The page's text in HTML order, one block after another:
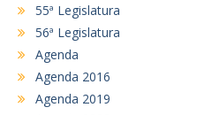
55ª Legislatura
56ª Legislatura
Agenda
Agenda 2016
Agenda 2019